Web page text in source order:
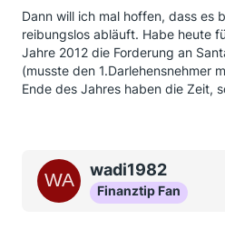
- 21.12.2014 Schreiben an
Fertisch
Heute 356 € BG und 89 €
Von daher kann ich nach wie
Das wird ein tolles
Dann will ich mal hoffen, dass es
reibungslos abläuft. Habe heute
Jahre 2012 die Forderung an
(musste den 1.Darlehensnehmer
Ende des Jahres haben die Zeit,
wadi1982
Finanztip Fan